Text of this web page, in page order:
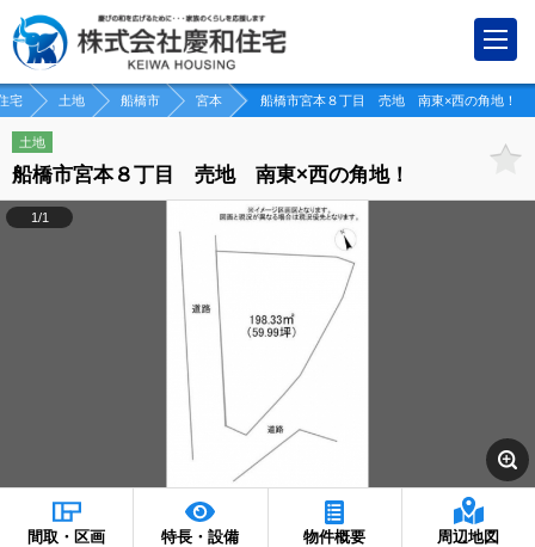
宅 土地 船橋市 宮本 船橋市宮本８丁目 売地 南東×西の角地！
土地
船橋市宮本８丁目 売地 南東×西の角地！
1/1
間取・区画 特長・設備 物件概要 周辺地図